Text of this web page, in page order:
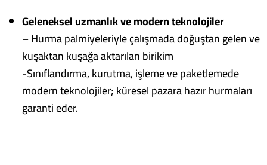
Geleneksel uzmanlık ve modern teknolojiler
– Hurma palmiyeleriyle çalışmada doğuştan gelen ve
kuşaktan kuşağa aktarılan birikim
-Sınıflandırma, kurutma, işleme ve paketlemede
modern teknolojiler; küresel pazara hazır hurmaları
garanti eder.